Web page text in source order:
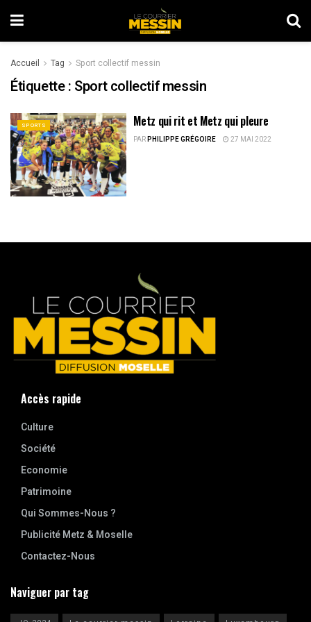
Accueil Tag Sport collectif messin
Étiquette : Sport collectif messin
SPORTS Metz qui rit et Metz qui pleure
PARPHILIPPE GRÉGOIRE 27 MAI 2022
Accès rapide
Culture
Société
Economie
Patrimoine
Qui Sommes-Nous ?
Publicité Metz & Moselle
Contactez-Nous
Naviguer par tag